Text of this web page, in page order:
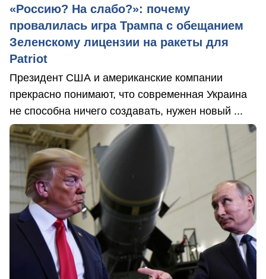
«Россию? На слабо?»: почему
провалилась игра Трампа с обещанием
Зеленскому лицензии на ракеты для
Patriot
Президент США и американские компании
прекрасно понимают, что современная Украина
не способна ничего создавать, нужен новый ...